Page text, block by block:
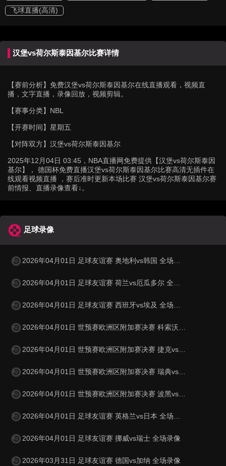
飞球直播(高清)
汉堡vs荷尔斯泰因基尔比赛详情
【赛前分析】 免费汉堡vs荷尔斯泰因基尔在线直播观看，视频直
播，文字直播，录像回放，视频剪辑。
【赛事分类】 NBL
【开赛时间】 星期五
【对阵双方】 汉堡vs荷尔斯泰因基尔
2025年12月04日 03:45，NBA直播网免费提供【汉堡vs荷尔斯泰因
基尔】， 德国杯免费直播汉堡vs荷尔斯泰因基尔比赛高清无插件在
线观看视频直播 ，赛后准时更新本场比赛 汉堡vs荷尔斯泰因基尔赛
前情报、直播录像查看↓。
足球录像
2026年04月01日 足球友谊赛 奥地利vs韩国 全场录像
2026年04月01日 足球友谊赛 荷兰vs厄瓜多尔 全场录像
2026年04月01日 足球友谊赛 西班牙vs埃及 全场录像
2026年04月01日 世预赛欧洲区附加赛决赛 科索沃vs土耳其 全场录像
2026年04月01日 世预赛欧洲区附加赛决赛 捷克vs丹麦 全场录像
2026年04月01日 世预赛欧洲区附加赛决赛 瑞典vs波兰 全场录像
2026年04月01日 世预赛欧洲区附加赛决赛 波黑vs意大利 全场录像
2026年04月01日 足球友谊赛 英格兰vs日本 全场录像
2026年04月01日 足球友谊赛 挪威vs瑞士 全场录像
2026年03月31日 足球友谊赛 德国vs加纳 全场录像